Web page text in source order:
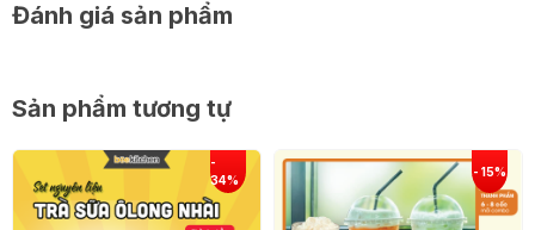
Set nguyên liệu chè xoài sago Beemart có
gì?
Set nguyên liệu chè xoài sago của Beemart có ĐẦY
Đánh giá sản phẩm
Sản phẩm tương tự